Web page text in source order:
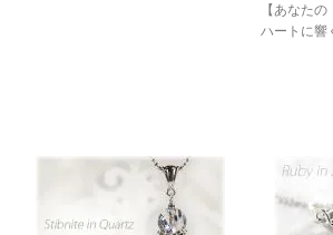
【あなた
ハートに響